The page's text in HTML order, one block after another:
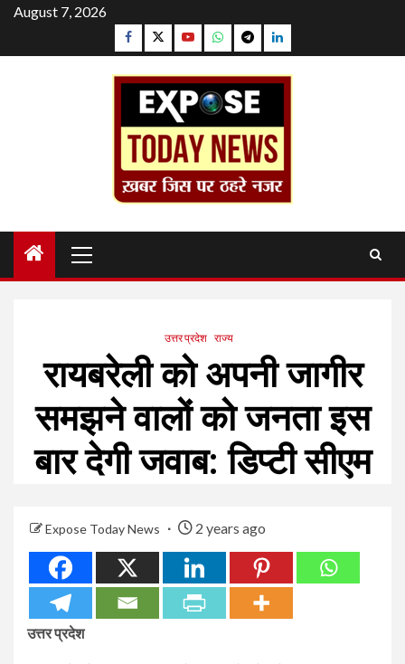
Skip
content
August 7, 2026
Facebook
TwitterYouTubeWhatsapp
TelegramLinkedin
Menu
उत्तर प्रदेश राज्य
रायबरेली को अपनी जागीर
समझने वालों को जनता इस
बार देगी जवाब: डिप्टी सीएम
Expose Today News 2 years ago
उत्तर प्रदेश